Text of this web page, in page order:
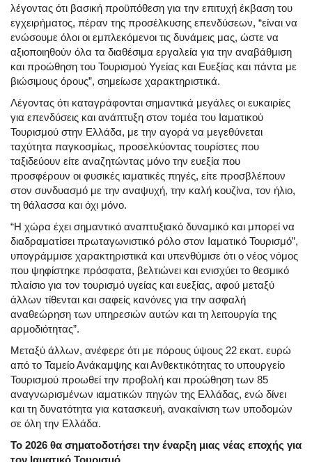
λέγοντας ότι βασική προϋπόθεση για την επιτυχή έκβαση του
εγχειρήματος, πέραν της προσέλκυσης επενδύσεων, “είναι να
ενώσουμε όλοι οι εμπλεκόμενοι τις δυνάμεις μας, ώστε να
αξιοποιηθούν όλα τα διαθέσιμα εργαλεία για την αναβάθμιση
και προώθηση του Τουρισμού Υγείας και Ευεξίας και πάντα με
βιώσιμους όρους”, σημείωσε χαρακτηριστικά.
Λέγοντας ότι καταγράφονται σημαντικά μεγάλες οι ευκαιρίες
για επενδύσεις και ανάπτυξη στον τομέα του Ιαματικού
Τουρισμού στην Ελλάδα, με την αγορά να μεγεθύνεται
ταχύτητα παγκοσμίως, προσελκύοντας τουρίστες που
ταξιδεύουν είτε αναζητώντας μόνο την ευεξία που
προσφέρουν οι φυσικές ιαματικές πηγές, είτε προσβλέπουν
στον συνδυασμό με την αναψυχή, την καλή κουζίνα, τον ήλιο,
τη θάλασσα και όχι μόνο.
“Η χώρα έχει σημαντικό αναπτυξιακό δυναμικό και μπορεί να
διαδραματίσει πρωταγωνιστικό ρόλο στον Ιαματικό Τουρισμό”,
υπογράμμισε χαρακτηριστικά και υπενθύμισε ότι ο νέος νόμος
που ψηφίστηκε πρόσφατα, βελτιώνει και ενισχύει το θεσμικό
πλαίσιο για τον τουρισμό υγείας και ευεξίας, αφού μεταξύ
άλλων τίθενται και σαφείς κανόνες για την ασφαλή
αναθεώρηση των υπηρεσιών αυτών και τη λειτουργία της
αρμοδιότητας”.
Μεταξύ άλλων, ανέφερε ότι με πόρους ύψους 22 εκατ. ευρώ
από το Ταμείο Ανάκαμψης και Ανθεκτικότητας το υπουργείο
Τουρισμού προωθεί την προβολή και προώθηση των 85
αναγνωρισμένων ιαματικών πηγών της Ελλάδας, ενώ δίνει
και τη δυνατότητα για κατασκευή, ανακαίνιση των υποδομών
σε όλη την Ελλάδα.
Το 2026 θα σηματοδοτήσει την έναρξη μιας νέας εποχής για
τον Ιαματικό Τουρισμό